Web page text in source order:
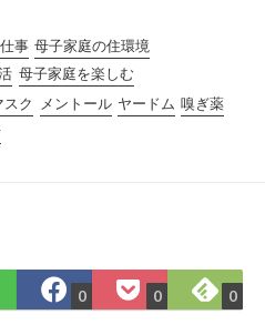
事 母子家庭の住環境
母子家庭を楽しむ
スク メントール ヤードム 嗅ぎ薬
Facebook
で
0
Pocket
に
0
で
0